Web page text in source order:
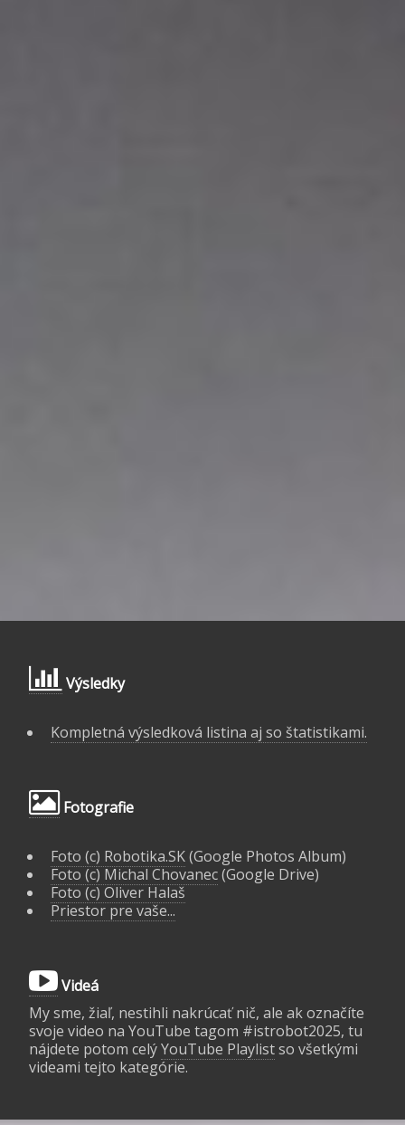
Výsledky
Kompletná výsledková listina aj so štatistikami.
Fotografie
Foto (c) Robotika.SK(Google Photos Album)
Foto (c) Michal Chovanec(Google Drive)
Foto (c) Oliver Halaš
Priestor pre vaše...
Videá
My sme, žiaľ, nestihli nakrúcať nič, ale ak označíte
svoje video na YouTube tagom #istrobot2025, tu
nájdete potom celýYouTube Playlistso všetkými
videami tejto kategórie.